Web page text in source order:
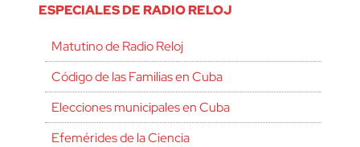
ESPECIALES DE RADIO RELOJ
Matutino de Radio Reloj
Código de las Familias en Cuba
Elecciones municipales en Cuba
Efemérides de la Ciencia